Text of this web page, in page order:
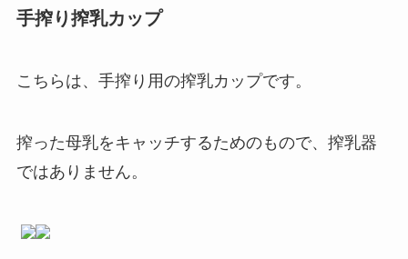
手搾り搾乳カップ
こちらは、手搾り用の搾乳カップです。
搾った母乳をキャッチするためのもので、搾乳器
ではありません。